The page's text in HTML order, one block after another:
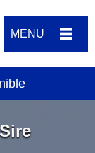
MENU